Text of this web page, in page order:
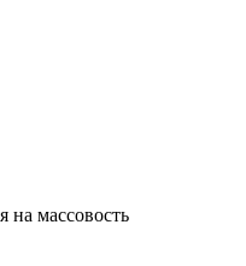
на массовость